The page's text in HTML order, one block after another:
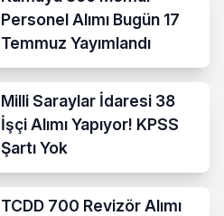
Personel Alımı Bugün 17
Temmuz Yayımlandı
Milli Saraylar İdaresi 38
İşçi Alımı Yapıyor! KPSS
Şartı Yok
TCDD 700 Revizör Alımı